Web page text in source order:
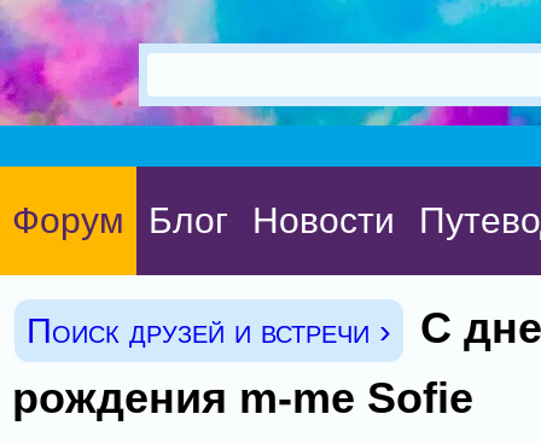
Форум Блог Новости
Поиск друзей и встречи ›
С
рождения m-me Sofie